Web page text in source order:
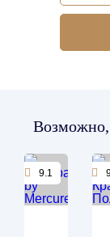
Возможно,
9.1